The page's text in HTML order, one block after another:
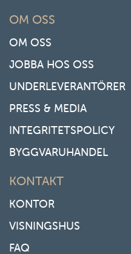
OM OSS
OM OSS
JOBBA HOS OSS
UNDERLEVERANTÖRER
PRESS & MEDIA
INTEGRITETSPOLICY
BYGGVARUHANDEL
KONTAKT
KONTOR
VISNINGSHUS
FAQ